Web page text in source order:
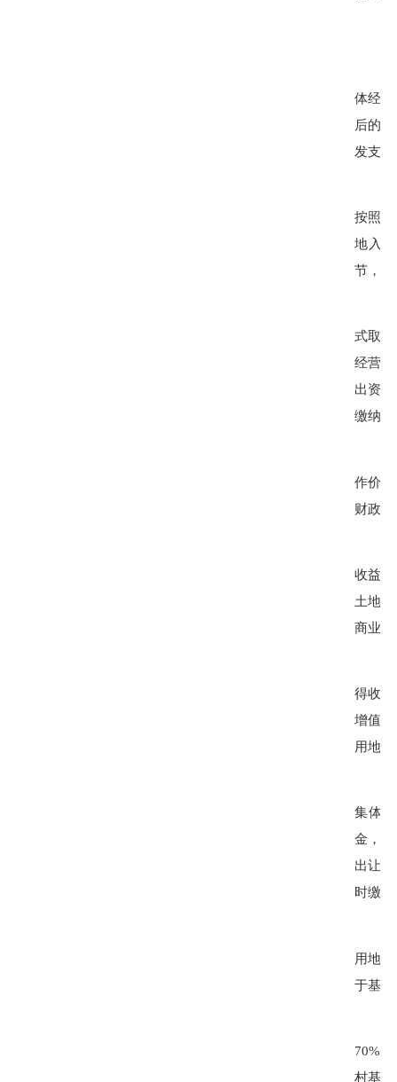
体经
后的
发支
按照
地入
节，
式取
经营
出资
缴纳
作价
财政
收益
土地
商业
得收
增值
用地按
集体
金，
出让
时缴
用地
于基
70%
村基